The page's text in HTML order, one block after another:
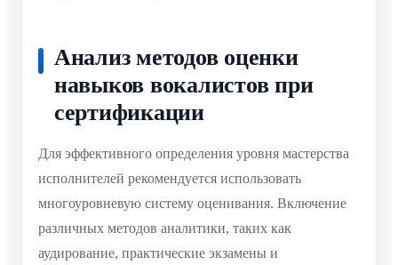
Анализ методов оценки
навыков вокалистов при
сертификации
Для эффективного определения уровня мастерства
исполнителей рекомендуется использовать
многоуровневую систему оценивания. Включение
различных методов аналитики, таких как
аудирование, практические экзамены и